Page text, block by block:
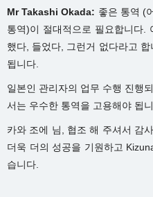
Mr Takashi Okada: 좋은 통역 (
통역)이 절대적으로 필요합니다
했다, 들었다, 그런거 없다라고
됩니다.
일본인 관리자의 업무 수행 진행
서는 우수한 통역을 고용해야 됩
카와 조에 님, 협조 해 주셔서 감
더욱 더의 성공을 기원하고
습니다.